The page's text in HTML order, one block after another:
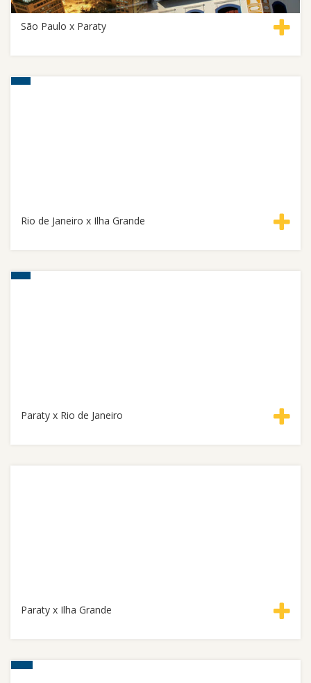
São Paulo x Paraty
Rio de Janeiro x Ilha Grande
Paraty x Rio de Janeiro
Paraty x Ilha Grande